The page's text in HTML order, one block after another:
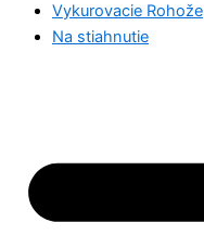
Vykurovacie Rohože
Na stiahnutie